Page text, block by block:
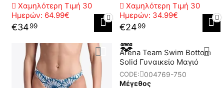
Χαμηλότερη Τιμή 30
Ημερών: 64.99€
€3499
Χαμηλότερη Τιμή 30
Ημερών: 34.99€
€2499
Arena Team Swim Bottom
Solid Γυναικείο Μαγιό
CODE:
004769-750
Μέγεθος